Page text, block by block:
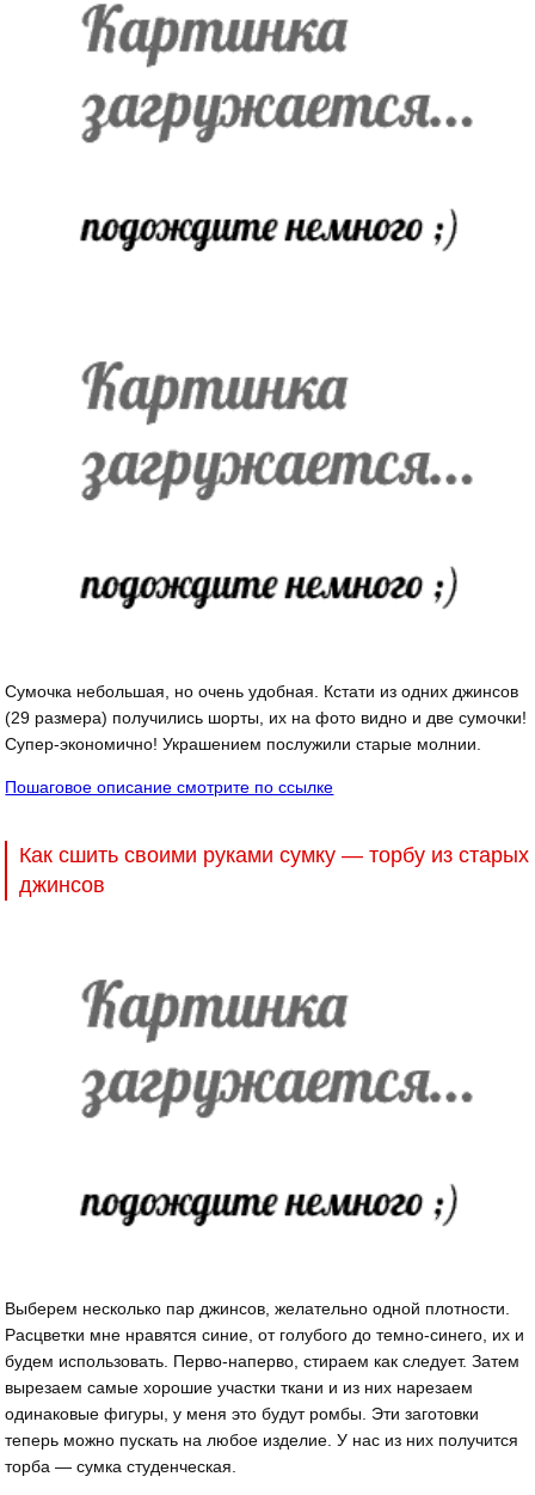
Сумочка небольшая, но очень удобная. Кстати из одних джинсов
(29 размера) получились шорты, их на фото видно и две сумочки!
Супер-экономично! Украшением послужили старые молнии.
Пошаговое описание смотрите по ссылке
Как сшить своими руками сумку — торбу из старых
джинсов
Выберем несколько пар джинсов, желательно одной плотности.
Расцветки мне нравятся синие, от голубого до темно-синего, их и
будем использовать. Перво-наперво, стираем как следует. Затем
вырезаем самые хорошие участки ткани и из них нарезаем
одинаковые фигуры, у меня это будут ромбы. Эти заготовки
теперь можно пускать на любое изделие. У нас из них получится
торба — сумка студенческая.